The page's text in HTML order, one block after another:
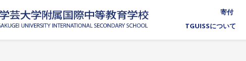
寄付
TGUISSについて